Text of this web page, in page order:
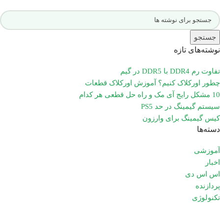
جستجو
نوشته‌های تازه
تفاوت رم DDR4 با DDR5 در گیم
چطور اورکلاک کنیم؟ آموزش اورکلاک قطعات
10 مشکل رایج آی مک و راه حل قطعی هر کدام
سیستم گیمینگ در حد PS5
کیس گیمینگ برای وارزون
دسته‌ها
آموزشی
اخبار
اس اس دی
پردازنده
تکنولوژی